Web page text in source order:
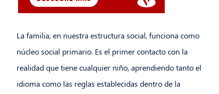
La familia, en nuestra estructura social, funciona como
núcleo social primario. Es el primer contacto con la
realidad que tiene cualquier niño, aprendiendo tanto el
idioma como las reglas establecidas dentro de la